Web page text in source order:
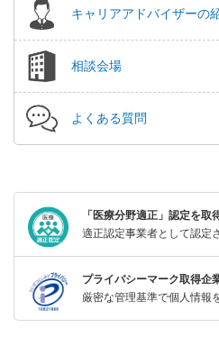
キャリアアドバイザーの
相談会場
よくある質問
「医療分野適正」認定を取
適正認定事業者として認定
プライバシーマーク取得企
厳密な管理基準で個人情報